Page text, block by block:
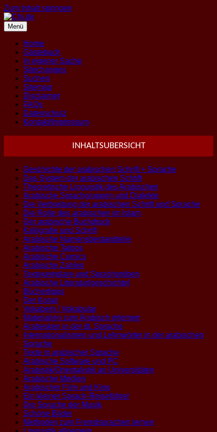
Zum Inhalt springen
Menü
Home
Gästebuch
In eigener Sache
Sitechanges
Suchen
Sitemap
Disclaimer
FAQs
Datenschutz
Kontakt/Impressum
INHALTSUBERSICHT
Geschichte der arabischen Schrift + Sprache
Das System der arabischen Schrift
Theoretische Linguistik des Arabischen
Arabische Sprachgruppen und Dialekte
Die Verbreitung der arabischen Schrift und Sprache
Die Rolle des arabischen im Islam
Der arabische Buchdruck
Kalligrafie und Schrift
Arabische Namensbestandteile
Arabische Tatoos
Arabische Comics
Arabische Zahlen
Textexemplare und Sprachproben
Arabische Literatur(geschichte)
Büchertipps
Der Koran
Vokabeln / Vokabular
Materialien zum Arabisch erlernen
Arabesken in der dt. Sprache
Internationalismen und Lehnwörter in der arabischen
Sprache
Texte in arabischer Sprache
Arabische Software und PC
Arabistik/Orientalistik an Universitäten
Arabische Medien
Arabischer Film und Kino
Ein kleiner Sprach-Reiseführer
Die Sprache der Musik
Schöne Bilder
Methoden zum Fremdsprachen lernen